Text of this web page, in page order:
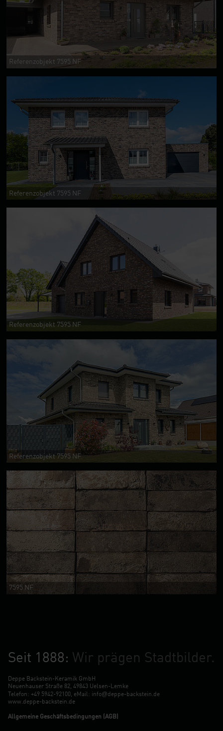
Referenzobjekt 7595 NF
Referenzobjekt 7595 NF
Referenzobjekt 7595 NF
Referenzobjekt 7595 NF
7595 NF
Seit 1888: Wir prägen Stadtbilder.
Deppe Backstein-Keramik GmbH
Neuenhauser Straße 82, 49843 Uelsen-Lemke
Telefon: +49 5942-92100, eMail: info@deppe-backstein.de
www.deppe-backstein.de
Allgemeine Geschäftsbedingungen (AGB)